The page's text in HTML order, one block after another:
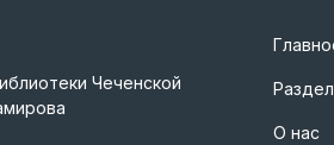
Чеченской
О нас